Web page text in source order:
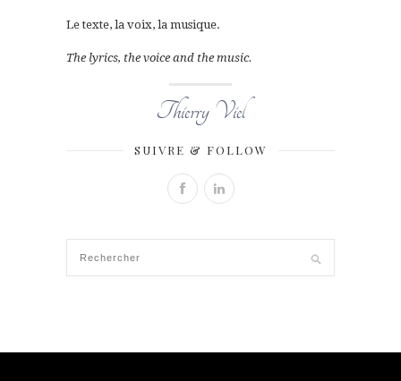
Le texte, la voix, la musique.
The lyrics, the voice and the music.
Thierry Viel
SUIVRE & FOLLOW